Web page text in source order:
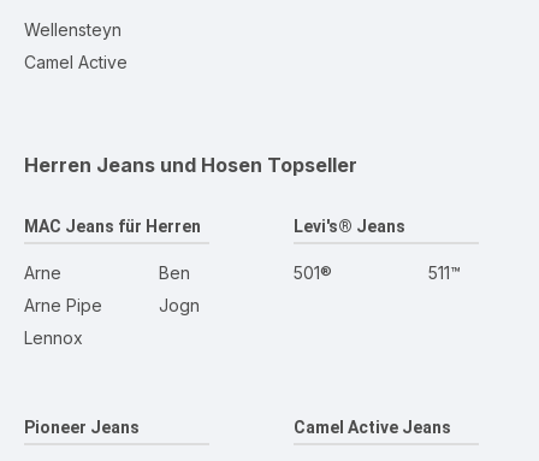
Wellensteyn
Camel Active
Herren Jeans und Hosen Topseller
MAC Jeans für Herren
Arne
Arne Pipe
Lennox
Ben
Jogn
Levi's® Jeans
501® 511™
Pioneer Jeans Camel Active Jeans